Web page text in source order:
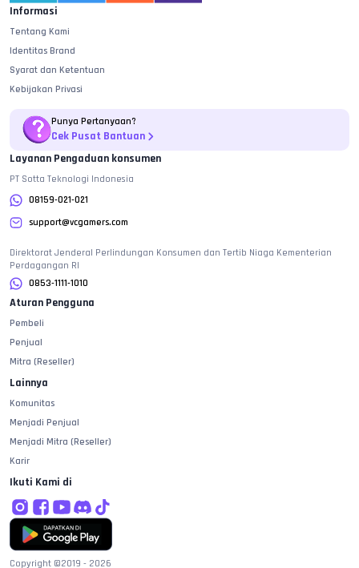
Informasi
Tentang Kami
Identitas Brand
Syarat dan Ketentuan
Kebijakan Privasi
Punya Pertanyaan?
Cek Pusat Bantuan
Layanan Pengaduan konsumen
PT Sotta Teknologi Indonesia
08159-021-021
support@vcgamers.com
Direktorat Jenderal Perlindungan Konsumen dan Tertib Niaga Kementerian
Perdagangan RI
0853-1111-1010
Aturan Pengguna
Pembeli
Penjual
Mitra (Reseller)
Lainnya
Komunitas
Menjadi Penjual
Menjadi Mitra (Reseller)
Karir
Ikuti Kami di
Copyright ©2019 - 2026